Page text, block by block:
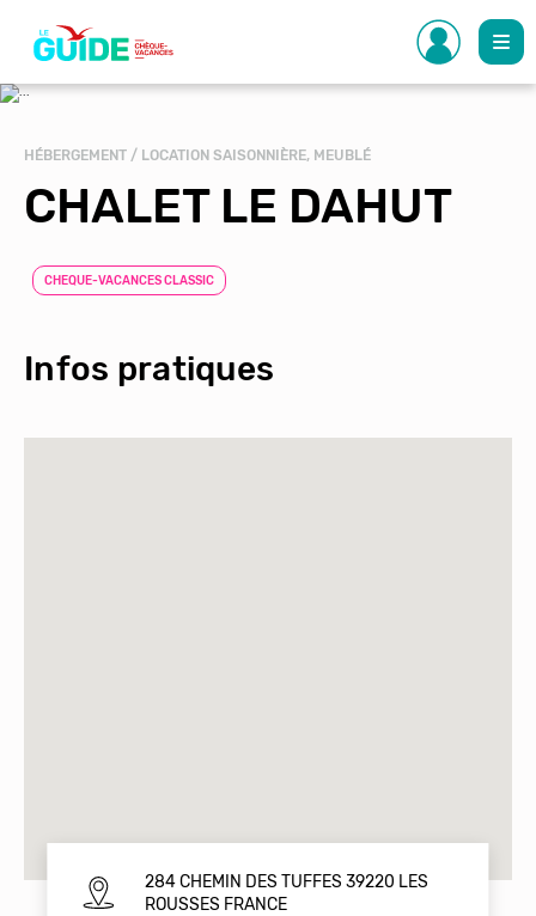
contenu
principal
HÉBERGEMENT / LOCATION SAISONNIÈRE, MEUBLÉ
CHALET LE DAHUT
CHEQUE-VACANCES CLASSIC
Infos pratiques
284 CHEMIN DES TUFFES 39220 LES
ROUSSES FRANCE